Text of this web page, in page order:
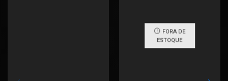
FORA DE
ESTOQUE